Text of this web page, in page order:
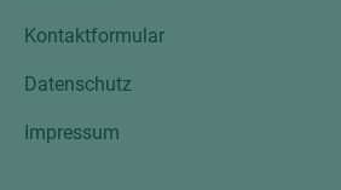
Kontaktformular
Datenschutz
Impressum